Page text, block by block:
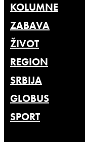
KOLUMNE
ZABAVA
ŽIVOT
REGION
SRBIJA
GLOBUS
SPORT